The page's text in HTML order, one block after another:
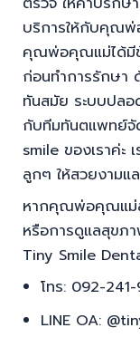
บริการให้กับคุณพ่
คุณพ่อคุณแม่ได้มีข้
ก่อนทำการรักษา
ทันสมัย ระบบปลอ
กับทีมทันตแพทย์จั
smile ของเราค่ะ
ลูกๆ ให้สวยงามแ
หากคุณพ่อคุณแม่ส
หรือการดูแลสุขภ
Tiny Smile
โทร: 092-
LINE OA: